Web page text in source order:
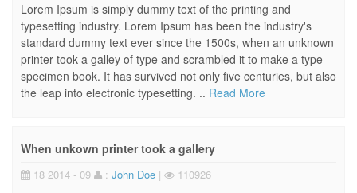
Lorem Ipsum is simply dummy text of the printing and
typesetting industry. Lorem Ipsum has been the industry's
standard dummy text ever since the 1500s, when an unknown
printer took a galley of type and scrambled it to make a type
specimen book. It has survived not only five centuries, but also
the leap into electronic typesetting. .. Read More
When unkown printer took a gallery
18 2014 - 09 : John Doe | 110926